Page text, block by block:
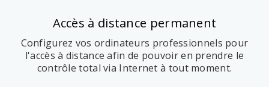
Accès à distance permanent
Configurez vos ordinateurs professionnels pour
l'accès à distance afin de pouvoir en prendre le
contrôle total via Internet à tout moment.